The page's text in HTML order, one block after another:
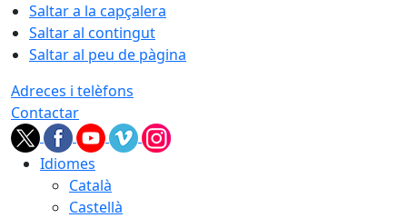
Saltar a la capçalera
Saltar al contingut
Saltar al peu de pàgina
Adreces i telèfons
Contactar
Idiomes
Català
Castellà